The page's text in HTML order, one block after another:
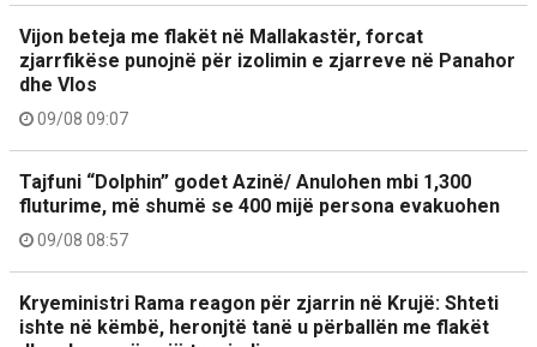
Vijon beteja me flakët në Mallakastër, forcat
zjarrfikëse punojnë për izolimin e zjarreve në Panahor
dhe Vlos
09/08 09:07
Tajfuni “Dolphin” godet Azinë/ Anulohen mbi 1,300
fluturime, më shumë se 400 mijë persona evakuohen
09/08 08:57
Kryeministri Rama reagon për zjarrin në Krujë: Shteti
ishte në këmbë, heronjtë tanë u përballën me flakët